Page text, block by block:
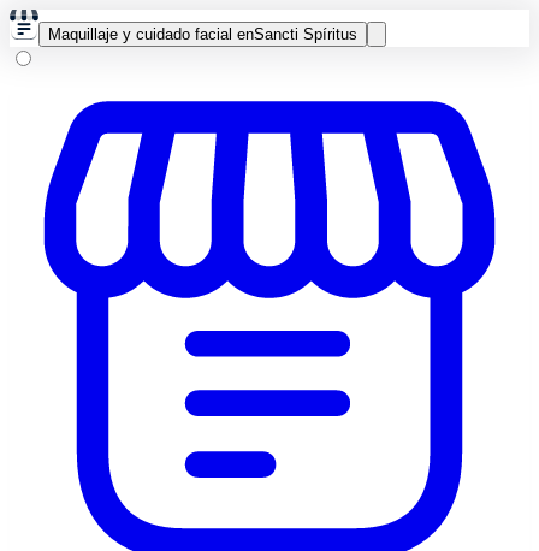
Maquillaje y cuidado facial enSancti Spíritus